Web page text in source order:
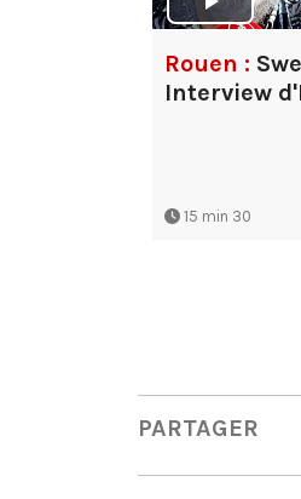
Rouen :
Interview
15 min 30
PARTAGER